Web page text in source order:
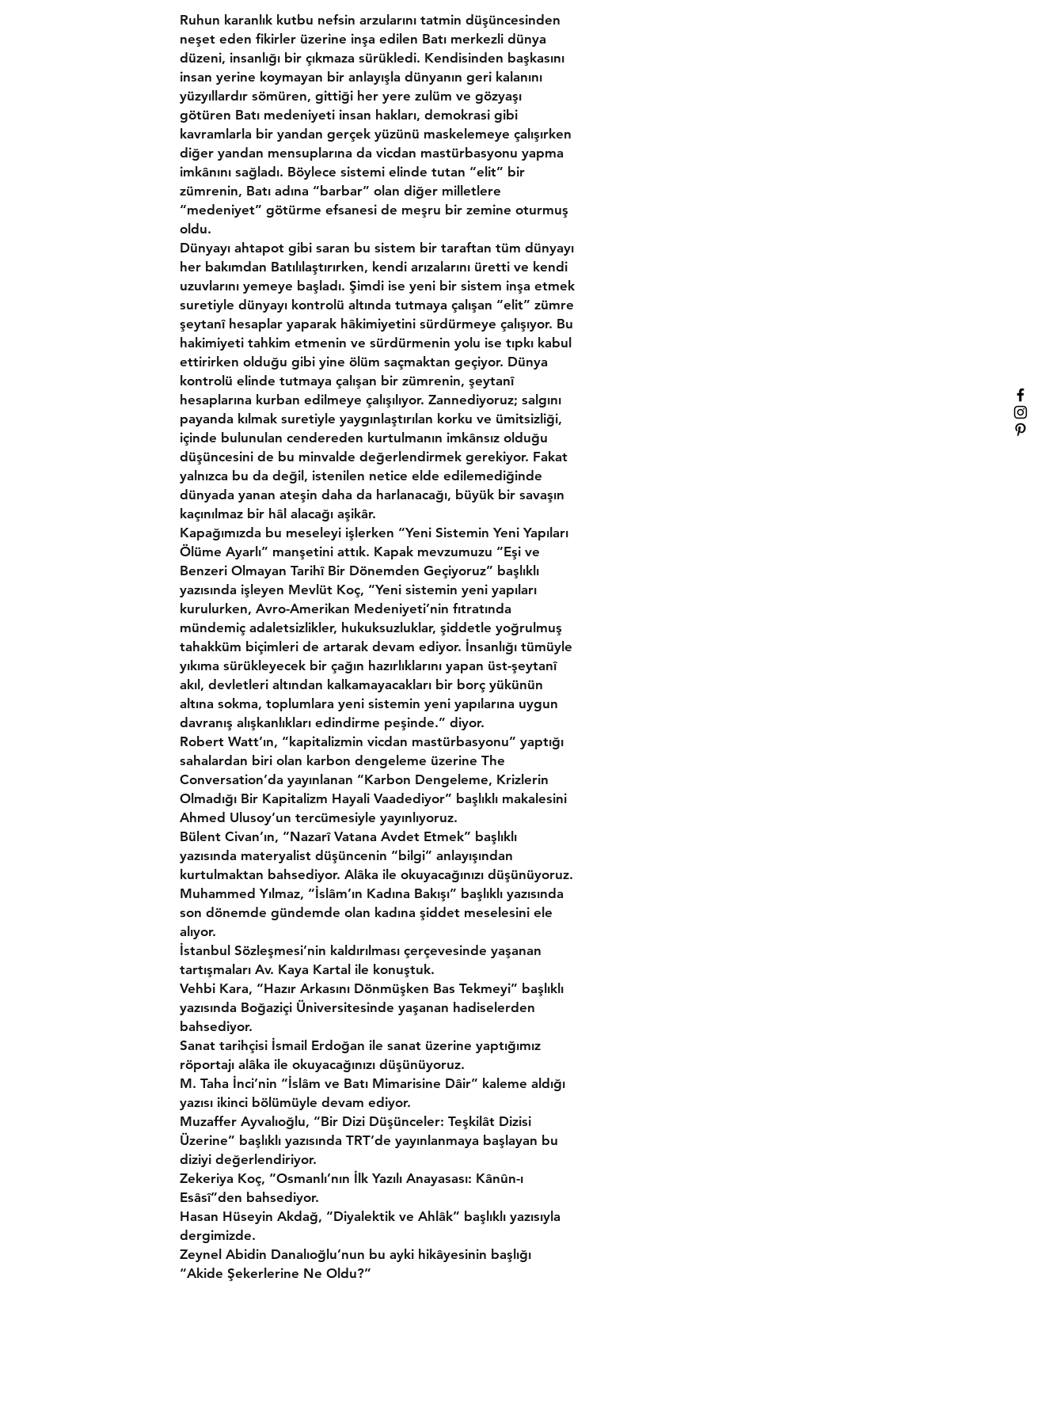
Ruhun karanlık kutbu nefsin arzularını tatmin düşüncesinden
neşet eden fikirler üzerine inşa edilen Batı merkezli dünya
düzeni, insanlığı bir çıkmaza sürükledi. Kendisinden başkasını
insan yerine koymayan bir anlayışla dünyanın geri kalanını
yüzyıllardır sömüren, gittiği her yere zulüm ve gözyaşı
götüren Batı medeniyeti insan hakları, demokrasi gibi
kavramlarla bir yandan gerçek yüzünü maskelemeye çalışırken
diğer yandan mensuplarına da vicdan mastürbasyonu yapma
imkânını sağladı. Böylece sistemi elinde tutan “elit” bir
zümrenin, Batı adına “barbar” olan diğer milletlere
“medeniyet” götürme efsanesi de meşru bir zemine oturmuş
oldu.
Dünyayı ahtapot gibi saran bu sistem bir taraftan tüm dünyayı
her bakımdan Batılılaştırırken, kendi arızalarını üretti ve kendi
uzuvlarını yemeye başladı. Şimdi ise yeni bir sistem inşa etmek
suretiyle dünyayı kontrolü altında tutmaya çalışan “elit” zümre
şeytanî hesaplar yaparak hâkimiyetini sürdürmeye çalışıyor. Bu
hakimiyeti tahkim etmenin ve sürdürmenin yolu ise tıpkı kabul
ettirirken olduğu gibi yine ölüm saçmaktan geçiyor. Dünya
kontrolü elinde tutmaya çalışan bir zümrenin, şeytanî
hesaplarına kurban edilmeye çalışılıyor. Zannediyoruz; salgını
payanda kılmak suretiyle yaygınlaştırılan korku ve ümitsizliği,
içinde bulunulan cendereden kurtulmanın imkânsız olduğu
düşüncesini de bu minvalde değerlendirmek gerekiyor. Fakat
yalnızca bu da değil, istenilen netice elde edilemediğinde
dünyada yanan ateşin daha da harlanacağı, büyük bir savaşın
kaçınılmaz bir hâl alacağı aşikâr.
Kapağımızda bu meseleyi işlerken “Yeni Sistemin Yeni Yapıları
Ölüme Ayarlı” manşetini attık. Kapak mevzumuzu “Eşi ve
Benzeri Olmayan Tarihî Bir Dönemden Geçiyoruz” başlıklı
yazısında işleyen Mevlüt Koç, “Yeni sistemin yeni yapıları
kurulurken, Avro-Amerikan Medeniyeti’nin fıtratında
mündemiç adaletsizlikler, hukuksuzluklar, şiddetle yoğrulmuş
tahakküm biçimleri de artarak devam ediyor. İnsanlığı tümüyle
yıkıma sürükleyecek bir çağın hazırlıklarını yapan üst-şeytanî
akıl, devletleri altından kalkamayacakları bir borç yükünün
altına sokma, toplumlara yeni sistemin yeni yapılarına uygun
davranış alışkanlıkları edindirme peşinde.” diyor.
Robert Watt’ın, “kapitalizmin vicdan mastürbasyonu” yaptığı
sahalardan biri olan karbon dengeleme üzerine The
Conversation’da yayınlanan “Karbon Dengeleme, Krizlerin
Olmadığı Bir Kapitalizm Hayali Vaadediyor” başlıklı makalesini
Ahmed Ulusoy’un tercümesiyle yayınlıyoruz.
Bülent Civan’ın, “Nazarî Vatana Avdet Etmek” başlıklı
yazısında materyalist düşüncenin “bilgi” anlayışından
kurtulmaktan bahsediyor. Alâka ile okuyacağınızı düşünüyoruz.
Muhammed Yılmaz, “İslâm’ın Kadına Bakışı” başlıklı yazısında
son dönemde gündemde olan kadına şiddet meselesini ele
alıyor.
İstanbul Sözleşmesi’nin kaldırılması çerçevesinde yaşanan
tartışmaları Av. Kaya Kartal ile konuştuk.
Vehbi Kara, “Hazır Arkasını Dönmüşken Bas Tekmeyi” başlıklı
yazısında Boğaziçi Üniversitesinde yaşanan hadiselerden
bahsediyor.
Sanat tarihçisi İsmail Erdoğan ile sanat üzerine yaptığımız
röportajı alâka ile okuyacağınızı düşünüyoruz.
M. Taha İnci’nin “İslâm ve Batı Mimarisine Dâir” kaleme aldığı
yazısı ikinci bölümüyle devam ediyor.
Muzaffer Ayvalıoğlu, “Bir Dizi Düşünceler: Teşkilât Dizisi
Üzerine” başlıklı yazısında TRT’de yayınlanmaya başlayan bu
diziyi değerlendiriyor.
Zekeriya Koç, “Osmanlı’nın İlk Yazılı Anayasası: Kânûn-ı
Esâsî”den bahsediyor.
Hasan Hüseyin Akdağ, “Diyalektik ve Ahlâk” başlıklı yazısıyla
dergimizde.
Zeynel Abidin Danalıoğlu’nun bu ayki hikâyesinin başlığı
“Akide Şekerlerine Ne Oldu?”